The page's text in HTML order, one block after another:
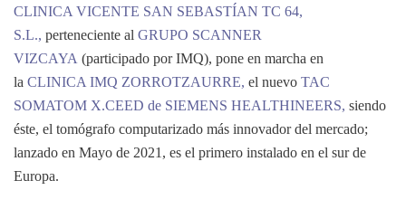
CLINICA VICENTE SAN SEBASTÍAN TC 64,
S.L., perteneciente al GRUPO SCANNER
VIZCAYA (participado por IMQ), pone en marcha en
la CLINICA IMQ ZORROTZAURRE, el nuevo TAC
SOMATOM X.CEED de SIEMENS HEALTHINEERS, siendo
éste, el tomógrafo computarizado más innovador del mercado;
lanzado en Mayo de 2021, es el primero instalado en el sur de
Europa.